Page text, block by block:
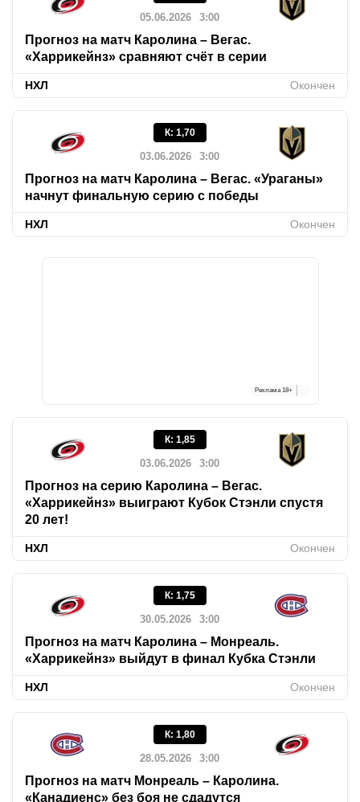
05.06.2026 3:00
Прогноз на матч Каролина – Вегас.
«Харрикейнз» сравняют счёт в серии
НХЛ Окончен
К: 1,70
03.06.2026 3:00
Прогноз на матч Каролина – Вегас. «Ураганы»
начнут финальную серию с победы
НХЛ Окончен
Реклама 18+
К: 1,85
03.06.2026 3:00
Прогноз на серию Каролина – Вегас.
«Харрикейнз» выиграют Кубок Стэнли спустя
20 лет!
НХЛ Окончен
К: 1,75
30.05.2026 3:00
Прогноз на матч Каролина – Монреаль.
«Харрикейнз» выйдут в финал Кубка Стэнли
НХЛ Окончен
К: 1,80
28.05.2026 3:00
Прогноз на матч Монреаль – Каролина.
«Канадиенс» без боя не сдадутся